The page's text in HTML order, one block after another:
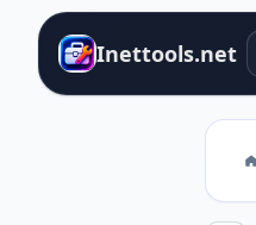
Inettools.net